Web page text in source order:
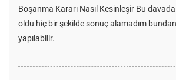
Boşanma Kararı Nasıl Kesinleşir Bu
oldu hiç bir şekilde sonuç alamadım
yapılabilir.